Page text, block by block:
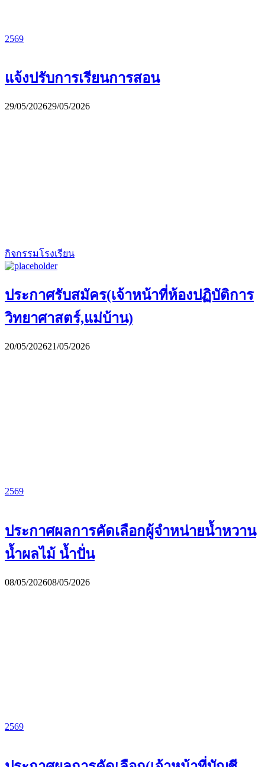
2569
แจ้งปรับการเรียนการสอน
29/05/202629/05/2026
กิจกรรมโรงเรียน
ประกาศรับสมัคร(เจ้าหน้าที่ห้องปฏิบัติการ
วิทยาศาสตร์,แม่บ้าน)
20/05/202621/05/2026
2569
ประกาศผลการคัดเลือกผู้จำหน่ายน้ำหวาน
น้ำผลไม้ น้ำปั่น
08/05/202608/05/2026
2569